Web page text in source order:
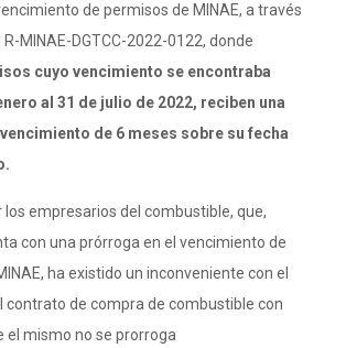
de permisos de MINAE, a través
MINAE-DGTCC-2022-0122, donde
cuyo vencimiento se encontraba
al 31 de julio de 2022, reciben una
de 6 meses sobre su fecha
los empresarios del combustible, que,
con una prórroga en el vencimiento de
ha existido un inconveniente con el
contrato de compra de combustible con
el mismo no se prorroga